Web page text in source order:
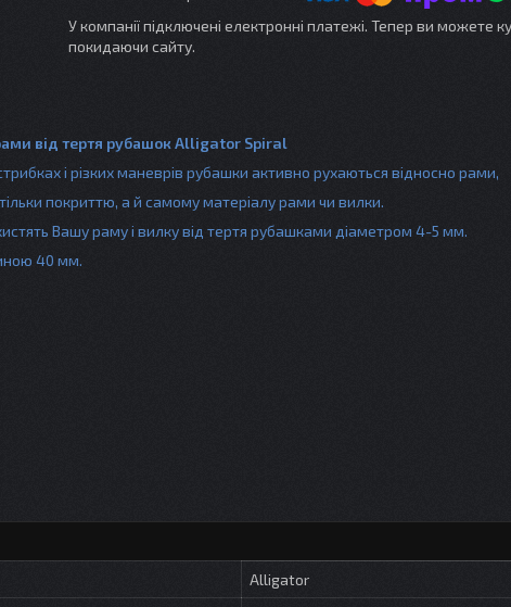
У компанії підключені електронні платежі. Тепер ви можете
покидаючи сайту.
від тертя рубашок Alligator Spiral
і різких маневрів рубашки активно рухаються відносно рами,
покриттю, а й самому матеріалу рами чи вилки.
Вашу раму і вилку від тертя рубашками діаметром 4-5 мм.
40 мм.
Alligator